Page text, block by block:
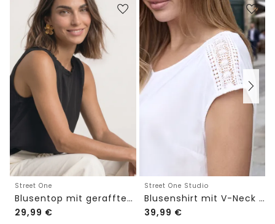
Street One
Blusentop mit gerafftem Rundhals
29,99 €
Street One Studio
Blusenshirt mit V-Neck und Spitze
39,99 €